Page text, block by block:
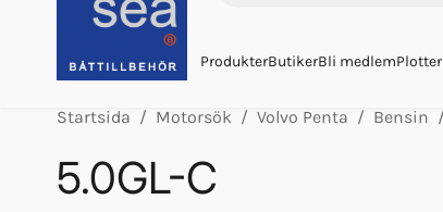
ProdukterButikerBli medlemPlotter
Startsida Motorsök Volvo Penta Bensin
5.0GL-C